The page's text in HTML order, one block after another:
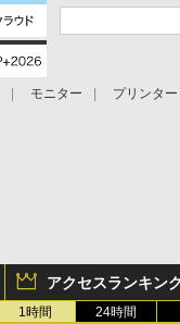
モニター
プリンター
アクセスランキン
1時間 24時間